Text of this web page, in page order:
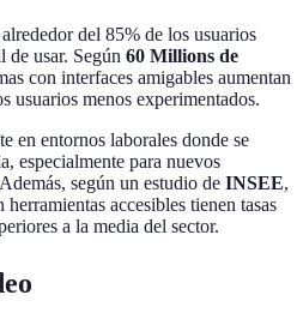
del 85% de los usuarios
usar. Según 60 Millions de
con interfaces amigables aumentan
usuarios menos experimentados.
en entornos laborales donde se
especialmente para nuevos
según un estudio de INSEE,
accesibles tienen tasas
a la media del sector.